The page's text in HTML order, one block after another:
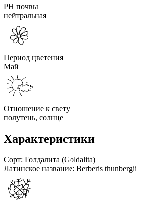
PH почвы
нейтральная
Период цветения
Май
Отношение к свету
полутень, солнце
Характеристики
Сорт: Голдалита (Goldalita)
Латинское название: Berberis thunbergii